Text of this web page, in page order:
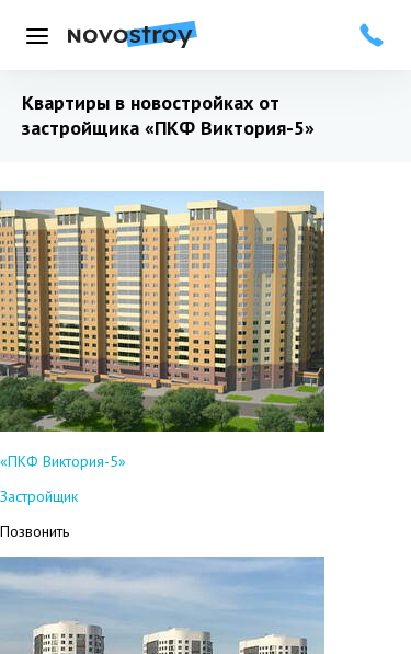
Меню
Квартиры в новостройках от
застройщика «ПКФ Виктория-5»
«ПКФ Виктория-5»
Застройщик
Позвонить